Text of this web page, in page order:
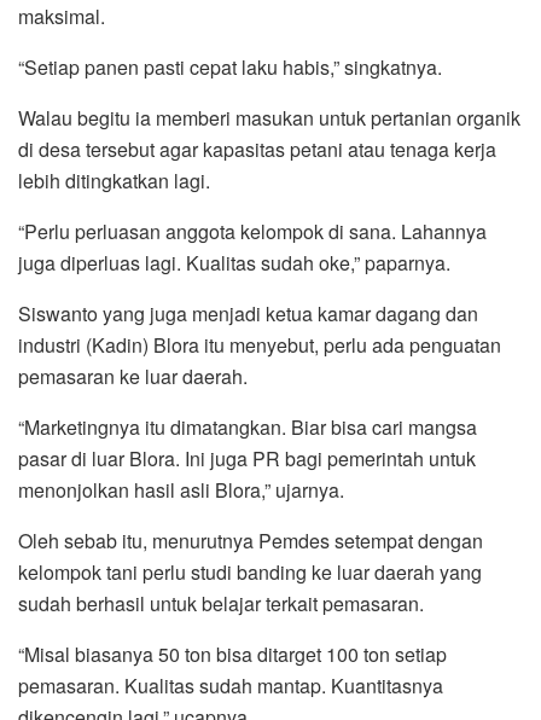
maksimal.
“Setiap panen pasti cepat laku habis,” singkatnya.
Walau begitu ia memberi masukan untuk pertanian organik
di desa tersebut agar kapasitas petani atau tenaga kerja
lebih ditingkatkan lagi.
“Perlu perluasan anggota kelompok di sana. Lahannya
juga diperluas lagi. Kualitas sudah oke,” paparnya.
Siswanto yang juga menjadi ketua kamar dagang dan
industri (Kadin) Blora itu menyebut, perlu ada penguatan
pemasaran ke luar daerah.
“Marketingnya itu dimatangkan. Biar bisa cari mangsa
pasar di luar Blora. Ini juga PR bagi pemerintah untuk
menonjolkan hasil asli Blora,” ujarnya.
Oleh sebab itu, menurutnya Pemdes setempat dengan
kelompok tani perlu studi banding ke luar daerah yang
sudah berhasil untuk belajar terkait pemasaran.
“Misal biasanya 50 ton bisa ditarget 100 ton setiap
pemasaran. Kualitas sudah mantap. Kuantitasnya